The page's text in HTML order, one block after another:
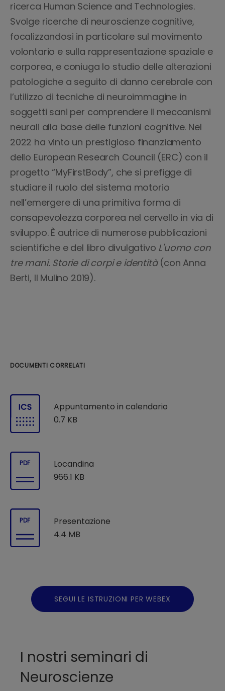
ricerca Human Science and Technologies.
Svolge ricerche di neuroscienze cognitive,
focalizzandosi in particolare sul movimento
volontario e sulla rappresentazione spaziale e
corporea, e coniuga lo studio delle alterazioni
patologiche a seguito di danno cerebrale con
l’utilizzo di tecniche di neuroimmagine in
soggetti sani per comprendere il meccanismi
neurali alla base delle funzioni cognitive. Nel
2022 ha vinto un prestigioso finanziamento
dello European Research Council (ERC) con il
progetto “MyFirstBody”, che si prefigge di
studiare il ruolo del sistema motorio
nell’emergere di una primitiva forma di
consapevolezza corporea nel cervello in via di
sviluppo. È autrice di numerose pubblicazioni
scientifiche e del libro divulgativo L'uomo con
tre mani. Storie di corpi e identità(con Anna
Berti, Il Mulino 2019).
DOCUMENTI CORRELATI
Appuntamento in calendario
0.7 KB
PDF
Locandina
966.1 KB
PDF
Presentazione
4.4 MB
SEGUI LE ISTRUZIONI PER WEBEX
I nostri seminari di
Neuroscienze